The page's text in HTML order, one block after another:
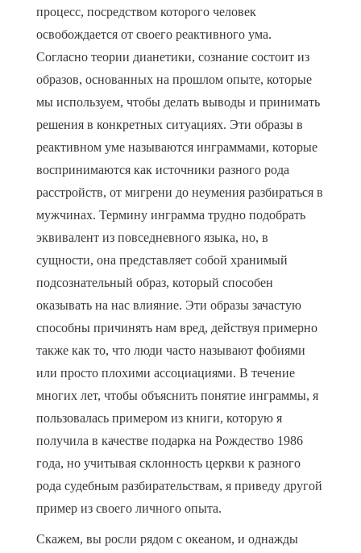
процесс, посредством которого человек
освобождается от своего реактивного ума.
Согласно теории дианетики, сознание состоит из
образов, основанных на прошлом опыте, которые
мы используем, чтобы делать выводы и принимать
решения в конкретных ситуациях. Эти образы в
реактивном уме называются инграммами, которые
воспринимаются как источники разного рода
расстройств, от мигрени до неумения разбираться в
мужчинах. Термину инграмма трудно подобрать
эквивалент из повседневного языка, но, в
сущности, она представляет собой хранимый
подсознательный образ, который способен
оказывать на нас влияние. Эти образы зачастую
способны причинять нам вред, действуя примерно
также как то, что люди часто называют фобиями
или просто плохими ассоциациями. В течение
многих лет, чтобы объяснить понятие инграммы, я
пользовалась примером из книги, которую я
получила в качестве подарка на Рождество 1986
года, но учитывая склонность церкви к разного
рода судебным разбирательствам, я приведу другой
пример из своего личного опыта.
Скажем, вы росли рядом с океаном, и однажды